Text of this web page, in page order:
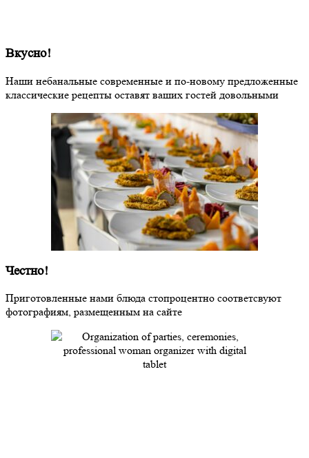
Вкусно!
Наши небанальные современные и по-новому предложенные
классические рецепты оставят ваших гостей довольными
Честно!
Приготовленные нами блюда стопроцентно соответсвуют
фотографиям, размещенным на сайте